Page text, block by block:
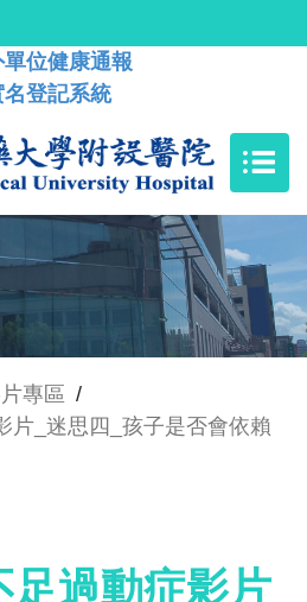
單位健康通報
名登記系統
專區 /
片_迷思四_孩子是否會依賴
足過動症影片